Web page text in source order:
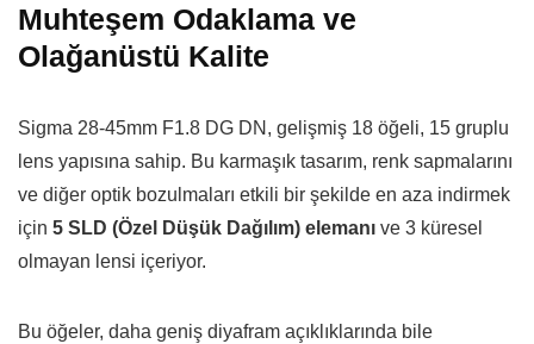
Muhteşem Odaklama ve
Olağanüstü Kalite
Sigma 28-45mm F1.8 DG DN, gelişmiş 18 öğeli, 15 gruplu
lens yapısına sahip. Bu karmaşık tasarım, renk sapmalarını
ve diğer optik bozulmaları etkili bir şekilde en aza indirmek
için 5 SLD (Özel Düşük Dağılım) elemanı ve 3 küresel
olmayan lensi içeriyor.
Bu öğeler, daha geniş diyafram açıklıklarında bile